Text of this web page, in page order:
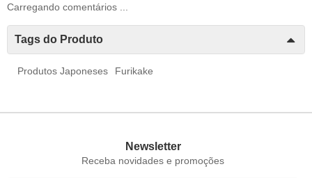
Carregando comentários ...
Tags do Produto
Produtos Japoneses Furikake
Newsletter
Receba novidades e promoções